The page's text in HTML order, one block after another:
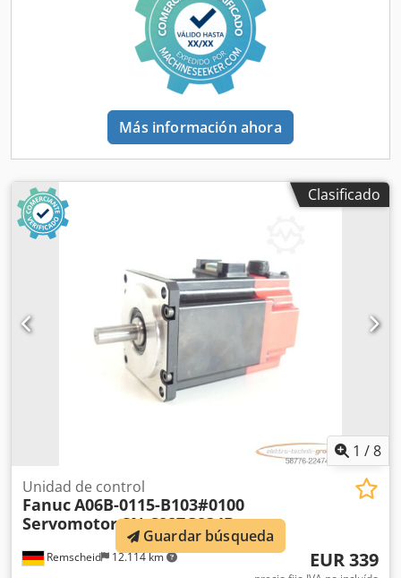
Más información ahora
Clasificado
1 /8
Remscheid 12.114 km
Unidad de control
FanucA06B-0115-B103#0100
Servomotor SN C227G834B
EUR 339
Guardar búsqueda